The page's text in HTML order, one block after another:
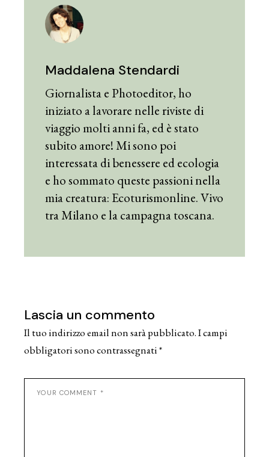
Maddalena Stendardi
Giornalista e Photoeditor, ho
iniziato a lavorare nelle riviste di
viaggio molti anni fa, ed è stato
subito amore! Mi sono poi
interessata di benessere ed ecologia
e ho sommato queste passioni nella
mia creatura: Ecoturismonline. Vivo
tra Milano e la campagna toscana.
Lascia un commento
Il tuo indirizzo email non sarà pubblicato.I campi
obbligatori sono contrassegnati*